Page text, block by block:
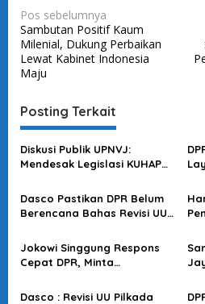
N
a
v
i
g
a
s
i
p
o
s
Pos sebelumnya
Sambutan Positif Kaum
Milenial, Dukung Perbaikan
Lewat Kabinet Indonesia
Maju
Posting Terkait
Diskusi Publik UPNVJ:
Mendesak Legislasi KUHAP
Dasco Pastikan DPR Belum
Berencana Bahas Revisi UU
Jokowi Singgung Respons
Cepat DPR, Minta
Perampasan Aset
Dasco : Revisi UU Pilkada